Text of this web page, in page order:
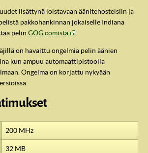
lisättynä loistavaan äänitehosteisiin ja
pakkohankinnan jokaiselle Indiana
pelin GOG.comista
on havaittu ongelmia pelin äänien
kun ampuu automaattipistoolia
Ongelma on korjattu nykyään
200 MHz
32 MB